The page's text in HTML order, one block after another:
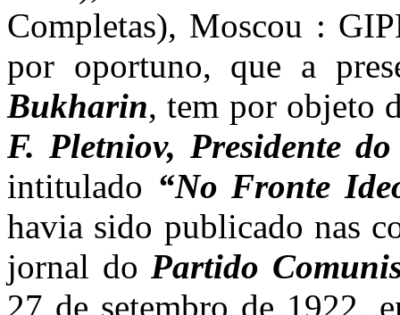
Completas), Moscou :
por oportuno, que a
Bukharin, tem por objeto
F. Pletniov, Presidente
intitulado “No Fronte
havia sido publicado nas
jornal doPartido
27 de setembro de 1922,